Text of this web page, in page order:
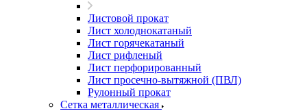
Листовой прокат
Лист холоднокатаный
Лист горячекатаный
Лист рифленый
Лист перфорированный
Лист просечно-вытяжной (ПВЛ)
Рулонный прокат
Сетка металлическая